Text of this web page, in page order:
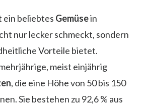
ein beliebtes Gemüsein
nur lecker schmeckt, sondern
Vorteile bietet.
meist einjährig
, die eine Höhe von 50 bis 150
Sie bestehen zu 92,6 % aus